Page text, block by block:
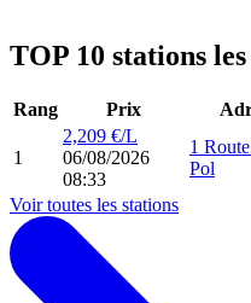
TOP 10 stations
Rang Prix
1
2,209 €/L
06/08/2026
08:33
1
Pol
Voir toutes les stations